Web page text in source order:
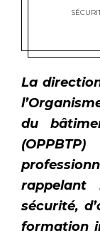
La
du
sécurité,
formation